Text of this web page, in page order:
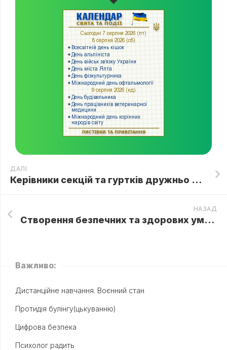
ДАЛІ
Керівники секцій та гуртків дружньо відвідали міську фахову зустріч присвячену презентації проєкту “Запорізька сила”
НАЗАД
Створення безпечних та здорових умов праці – тема Всеукраїнського конкурсу дитячого малюнка “Охорона праці очима дітей”, до якого долучились вихованці Зразкового художнього колективу студії образотворчого мистецтва “Веселий пензлик”, керівник Оксана КРЕМЕРОВА та вихованка гуртка “Фантазія”, керівник Вікторія ЗОЛОТАРЬ.🎨🎨🎨
Важливо:
Дистанційне навчання. Воєнний стан
Протидія булінгу(цькуванню)
Цифрова безпека
Психолог радить